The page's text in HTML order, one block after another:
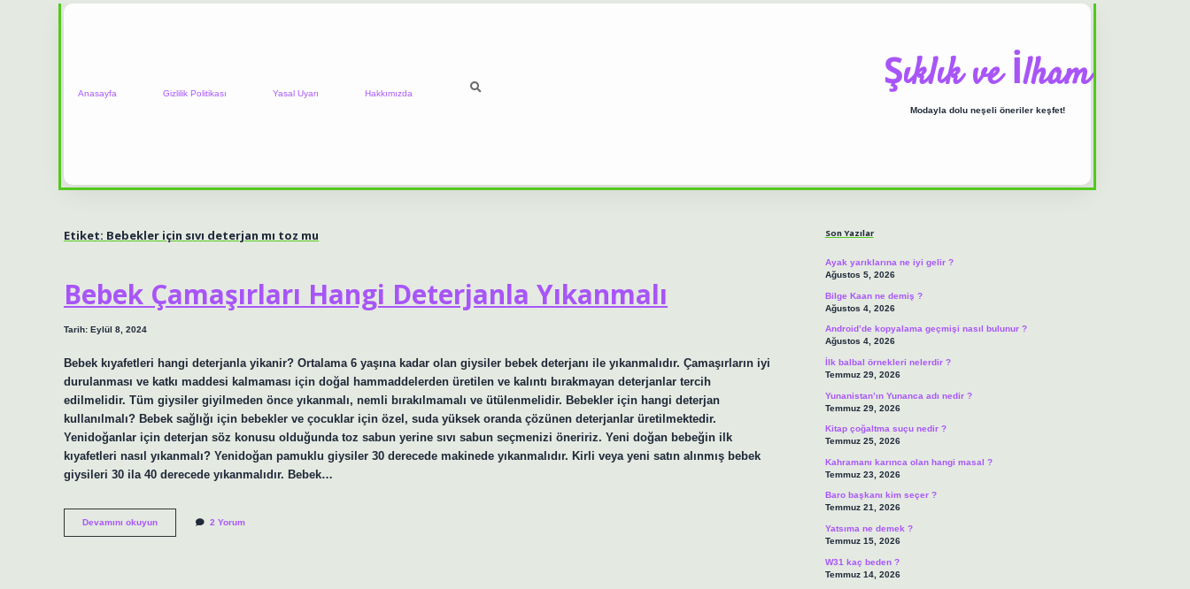
Anasayfa Gizlilik Politikası Yasal Uyarı Hakkımızda Şıklık ve İlham
Modayla dolu neşeli öneriler keşfet!
Etiket: Bebekler için sıvı deterjan mı toz mu
Bebek Çamaşırları Hangi Deterjanla Yıkanmalı
Tarih: Eylül 8, 2024
Bebek kıyafetleri hangi deterjanla yikanir? Ortalama 6 yaşına kadar olan giysiler bebek deterjanı ile yıkanmalıdır. Çamaşırların iyi
durulanması ve katkı maddesi kalmaması için doğal hammaddelerden üretilen ve kalıntı bırakmayan deterjanlar tercih
edilmelidir. Tüm giysiler giyilmeden önce yıkanmalı, nemli bırakılmamalı ve ütülenmelidir. Bebekler için hangi deterjan
kullanılmalı? Bebek sağlığı için bebekler ve çocuklar için özel, suda yüksek oranda çözünen deterjanlar üretilmektedir.
Yenidoğanlar için deterjan söz konusu olduğunda toz sabun yerine sıvı sabun seçmenizi öneririz. Yeni doğan bebeğin ilk
kıyafetleri nasıl yıkanmalı? Yenidoğan pamuklu giysiler 30 derecede makinede yıkanmalıdır. Kirli veya yeni satın alınmış bebek
giysileri 30 ila 40 derecede yıkanmalıdır. Bebek…
Devamını okuyunBebek
Çamaşırları
2 Yorum
Son Yazılar
Ayak yarıklarına ne iyi gelir ?
Ağustos 5, 2026
Bilge Kaan ne demiş ?
Ağustos 4, 2026
Android’de kopyalama geçmişi nasıl bulunur ?
Ağustos 4, 2026
İlk balbal örnekleri nelerdir ?
Temmuz 29, 2026
Yunanistan’ın Yunanca adı nedir ?
Temmuz 29, 2026
Kitap çoğaltma suçu nedir ?
Temmuz 25, 2026
Kahramanı karınca olan hangi masal ?
Temmuz 23, 2026
Baro başkanı kim seçer ?
Temmuz 21, 2026
Yatsıma ne demek ?
Temmuz 15, 2026
W31 kaç beden ?
Temmuz 14, 2026
ilbet casino